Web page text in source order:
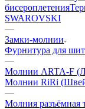
бисероплетения
SWAROVSKI
—
Замки-молнии
Фурнитура для
—
Молнии ARTA-F
Молнии RiRi
—
Молния разъёмная